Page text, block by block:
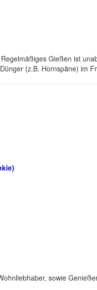
Gießen ist
(z.B. Hornspäne) im
sowie